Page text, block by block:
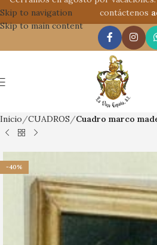
Skip to navigation
Skip to main content
Inicio CUADROS Cuadro marco
-40%
contáctenos